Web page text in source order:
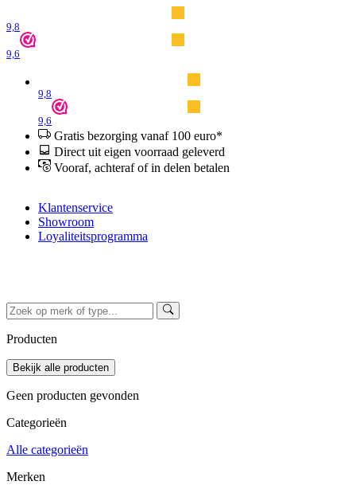
9,8
9,6
9,8
9,6
Gratis bezorging vanaf 100 euro*
Direct uit eigen voorraad geleverd
Vooraf, achteraf of in delen betalen
Klantenservice
Showroom
Loyaliteitsprogramma
Producten
Geen producten gevonden
Categorieën
Alle categorieën
Merken